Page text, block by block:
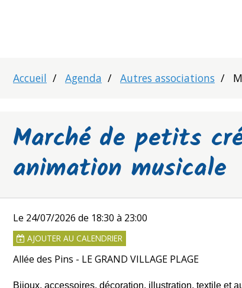
Accueil Agenda Autres associations
Marché de petits
animation musicale
Le 24/07/2026 de 18:30 à 23:00
AJOUTER AU CALENDRIER
Allée des Pins - LE GRAND VILLAGE PLAGE
Bijoux, accessoires, décoration, illustration, textile et